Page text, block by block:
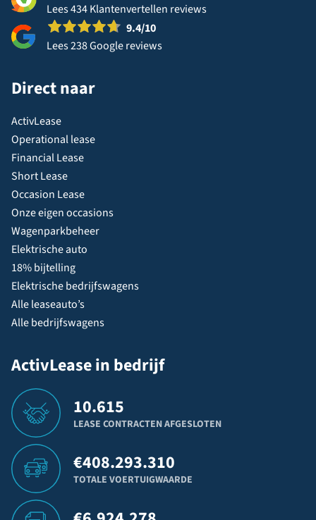
Lees 434 Klantenvertellen reviews
9.4/10
Lees 238 Google reviews
Direct naar
ActivLease
Operational lease
Financial Lease
Short Lease
Occasion Lease
Onze eigen occasions
Wagenparkbeheer
Elektrische auto
18% bijtelling
Elektrische bedrijfswagens
Alle leaseauto’s
Alle bedrijfswagens
ActivLease in bedrijf
10.615
LEASE CONTRACTEN AFGESLOTEN
€408.293.310
TOTALE VOERTUIGWAARDE